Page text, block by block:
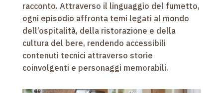
racconto. Attraverso il linguaggio del fumetto,
ogni episodio affronta temi legati al mondo
dell’ospitalità, della ristorazione e della
cultura del bere, rendendo accessibili
contenuti tecnici attraverso storie
coinvolgenti e personaggi memorabili.